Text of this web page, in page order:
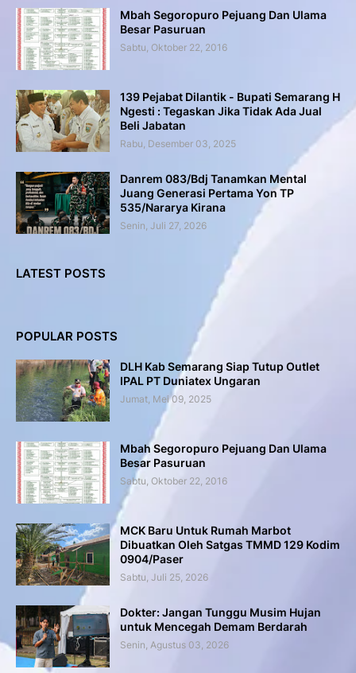
Mbah Segoropuro Pejuang Dan Ulama
Besar Pasuruan
Sabtu, Oktober 22, 2016
139 Pejabat Dilantik - Bupati Semarang H
Ngesti : Tegaskan Jika Tidak Ada Jual
Beli Jabatan
Rabu, Desember 03, 2025
Danrem 083/Bdj Tanamkan Mental
Juang Generasi Pertama Yon TP
535/Nararya Kirana
Senin, Juli 27, 2026
LATEST POSTS
POPULAR POSTS
DLH Kab Semarang Siap Tutup Outlet
IPAL PT Duniatex Ungaran
Jumat, Mei 09, 2025
Mbah Segoropuro Pejuang Dan Ulama
Besar Pasuruan
Sabtu, Oktober 22, 2016
MCK Baru Untuk Rumah Marbot
Dibuatkan Oleh Satgas TMMD 129 Kodim
0904/Paser
Sabtu, Juli 25, 2026
Dokter: Jangan Tunggu Musim Hujan
untuk Mencegah Demam Berdarah
Senin, Agustus 03, 2026